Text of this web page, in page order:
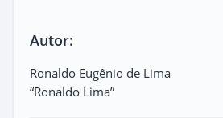
Autor:
Ronaldo Eugênio de Lima
“Ronaldo Lima”